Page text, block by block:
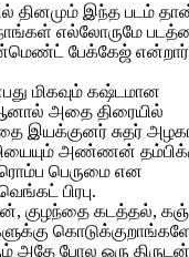
தினமும் இந்த படம்
எல்லோருமே
பேக்கேஜ் என்றார்
மிகவும் கஷ்டமான
அதை திரையில்
இயக்குனர் சுதர்
அண்ணன்
பெருமை என
பிரபு.
குழந்தை கடத்தல்,
அதே போல ஒரு திருடன்